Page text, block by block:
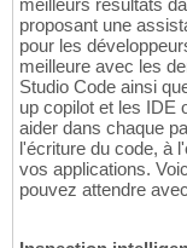
meilleurs résultats
proposant une
pour les
meilleure avec les
Studio Code ainsi
up copilot et les IDE
aider dans chaque
l'écriture du code, à
vos applications.
pouvez attendre